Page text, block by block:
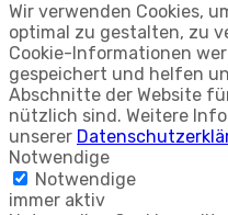
Wir verwenden Cookies,
optimal zu gestalten, zu
Cookie-Informationen
gespeichert und helfen
Abschnitte der Website
nützlich sind. Weitere
unserer
Notwendige
Notwendige
immer aktiv